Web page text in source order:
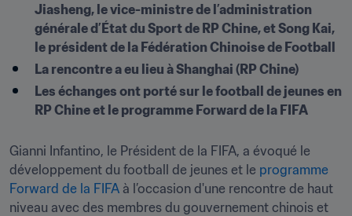
Jiasheng, le vice-ministre de l’administration
générale d’État du Sport de RP Chine, et Song Kai,
le président de la Fédération Chinoise de Football
La rencontre a eu lieu à Shanghai (RP Chine)
Les échanges ont porté sur le football de jeunes en
RP Chine et le programme Forward de la FIFA
Gianni Infantino, le Président de la FIFA, a évoqué le
développement du football de jeunes et le programme
Forward de la FIFA à l’occasion d'une rencontre de haut
niveau avec des membres du gouvernement chinois et